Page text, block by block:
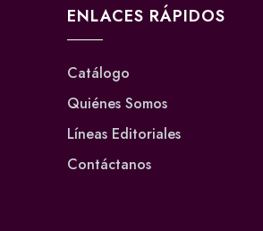
ENLACES RÁPIDOS
Catálogo
Quiénes Somos
Líneas Editoriales
Contáctanos